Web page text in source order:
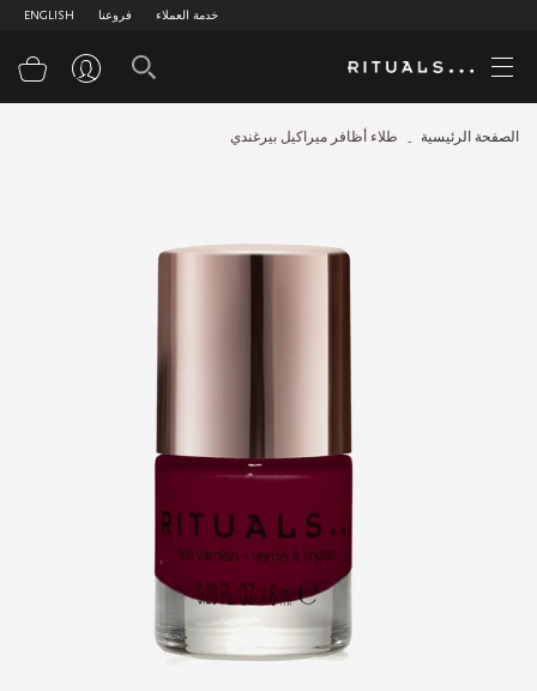
ENGLISH فروعنا خدمة العملاء
الصفحة الرئيسية طلاء أظافر ميراكيل بيرغندي